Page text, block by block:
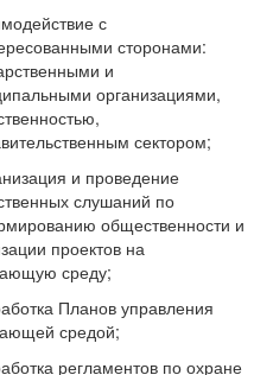
с
сторонами:
и
организациями,
сектором;
и проведение
слушаний по
общественности и
проектов на
среду;
Планов управления
средой;
регламентов по охране